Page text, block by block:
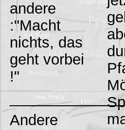
andere
:"Macht
nichts, das
geht vorbei
!"
Andere